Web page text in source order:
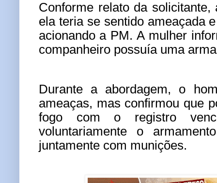
Conforme relato da solicitante,
ela teria se sentido ameaçada
acionando a PM. A mulher
companheiro possuía uma
Durante a abordagem, o
ameaças, mas confirmou que
fogo com o registro
voluntariamente o
juntamente com munições.